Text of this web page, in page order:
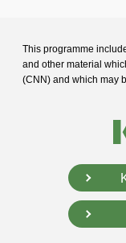
This programme
and other material
(CNN) and which may